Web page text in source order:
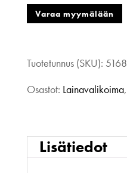
määrä
Varaa myymälään
Tuotetunnus (SKU): 5168
Osastot: Lainavalikoima,
Lisätiedot